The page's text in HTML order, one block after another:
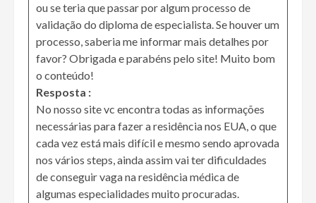
ou se teria que passar por algum processo de
validação do diploma de especialista. Se houver um
processo, saberia me informar mais detalhes por
favor? Obrigada e parabéns pelo site! Muito bom
o conteúdo!
Resposta :
No nosso site vc encontra todas as informações
necessárias para fazer a residência nos EUA, o que
cada vez está mais difícil e mesmo sendo aprovada
nos vários steps, ainda assim vai ter dificuldades
de conseguir vaga na residência médica de
algumas especialidades muito procuradas.